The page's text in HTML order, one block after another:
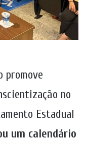
promove
no
Estadual
um calendário